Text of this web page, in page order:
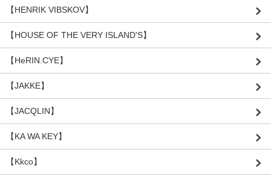
【HENRIK VIBSKOV】
【HOUSE OF THE VERY ISLAND'S】
【HeRIN.CYE】
【JAKKE】
【JACQLIN】
【KA WA KEY】
【Kkco】